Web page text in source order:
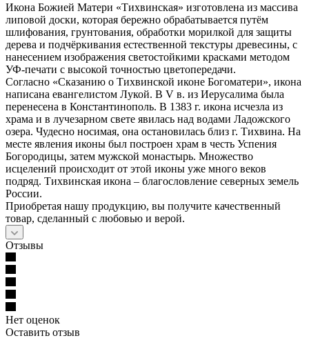
Икона Божией Матери «Тихвинская» изготовлена из массива
липовой доски, которая бережно обрабатывается путём
шлифования, грунтования, обработки морилкой для защиты
дерева и подчёркивания естественной текстуры древесины, с
нанесением изображения светостойкими красками методом
УФ-печати с высокой точностью цветопередачи.
Согласно «Сказанию о Тихвинской иконе Богоматери», икона
написана евангелистом Лукой. В V в. из Иерусалима была
перенесена в Константинополь. В 1383 г. икона исчезла из
храма и в лучезарном свете явилась над водами Ладожского
озера. Чудесно носимая, она остановилась близ г. Тихвина. На
месте явления иконы был построен храм в честь Успения
Богородицы, затем мужской монастырь. Множество
исцелений происходит от этой иконы уже много веков
подряд. Тихвинская икона – благословление северных земель
России.
Приобретая нашу продукцию, вы получите качественный
товар, сделанный с любовью и верой.
Отзывы
Нет оценок
Оставить отзыв